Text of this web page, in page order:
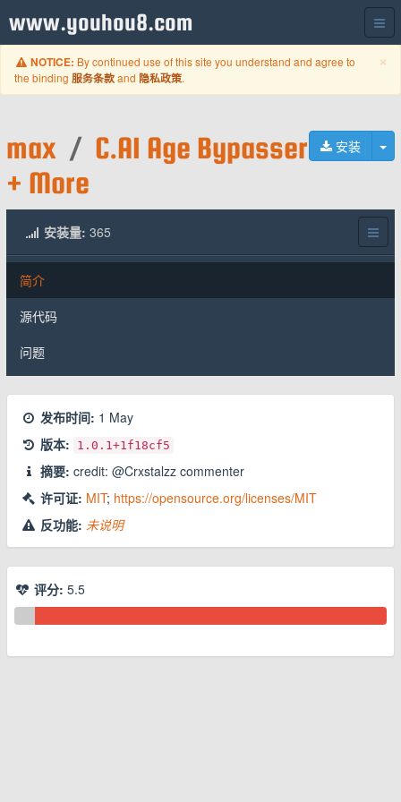
www.youhou8.com
×
NOTICE: By continued use of this site you understand and agree to
the binding 服务条款and 隐私政策.
安装
max / C.AI Age Bypasser
+ More
安装量: 365
简介
源代码
问题
发布时间: 1 May
版本:
1.0.1+1f18cf5
摘要: credit: @Crxstalzz commenter
许可证: MIT; https://opensource.org/licenses/MIT
反功能: 未说明
评分: 5.5